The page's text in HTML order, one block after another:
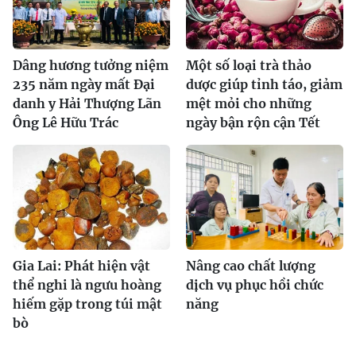
Dâng hương tưởng niệm
235 năm ngày mất Đại
danh y Hải Thượng Lãn
Ông Lê Hữu Trác
Một số loại trà thảo
dược giúp tỉnh táo, giảm
mệt mỏi cho những
ngày bận rộn cận Tết
Gia Lai: Phát hiện vật
thể nghi là ngưu hoàng
hiếm gặp trong túi mật
bò
Nâng cao chất lượng
dịch vụ phục hồi chức
năng